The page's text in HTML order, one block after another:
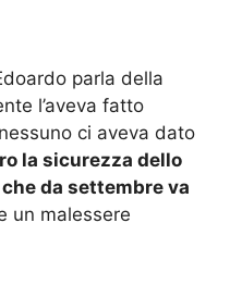
parla della
l’aveva fatto
ci aveva dato
la sicurezza dello
da settembre va
un malessere